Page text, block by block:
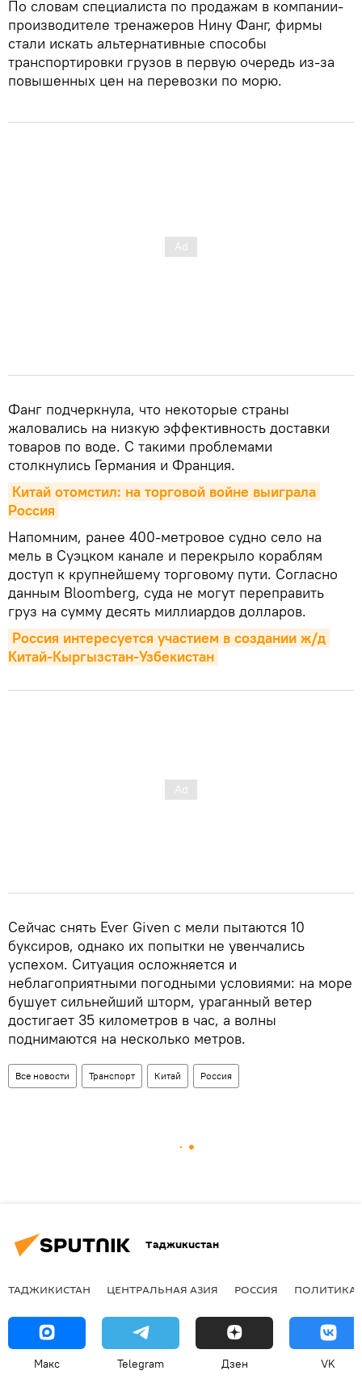
По словам специалиста по продажам в компании-
производителе тренажеров Нину Фанг, фирмы
стали искать альтернативные способы
транспортировки грузов в первую очередь из-за
повышенных цен на перевозки по морю.
Фанг подчеркнула, что некоторые страны
жаловались на низкую эффективность доставки
товаров по воде. С такими проблемами
столкнулись Германия и Франция.
Китай отомстил: на торговой войне выиграла
Россия
Напомним, ранее 400-метровое судно село на
мель в Суэцком канале и перекрыло кораблям
доступ к крупнейшему торговому пути. Согласно
данным Bloomberg, суда не могут переправить
груз на сумму десять миллиардов долларов.
Россия интересуется участием в создании ж/д
Китай-Кыргызстан-Узбекистан
Сейчас снять Ever Given с мели пытаются 10
буксиров, однако их попытки не увенчались
успехом. Ситуация осложняется и
неблагоприятными погодными условиями: на море
бушует сильнейший шторм, ураганный ветер
достигает 35 километров в час, а волны
поднимаются на несколько метров.
Все новости Транспорт Китай Россия
Таджикистан
ТАДЖИКИСТАН ЦЕНТРАЛЬНАЯ АЗИЯ РОССИЯ ПОЛИТИКА
Макс Telegram Дзен VK